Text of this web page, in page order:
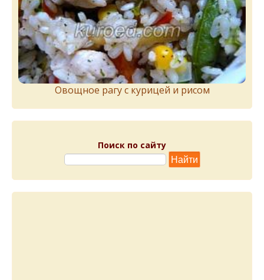
Овощное рагу с курицей и рисом
Поиск по сайту